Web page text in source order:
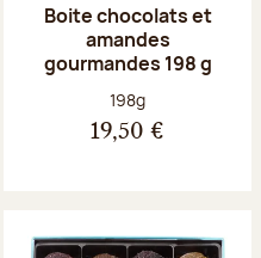
Boite chocolats et
amandes
gourmandes 198 g
Poids net :
198g
19,50 €